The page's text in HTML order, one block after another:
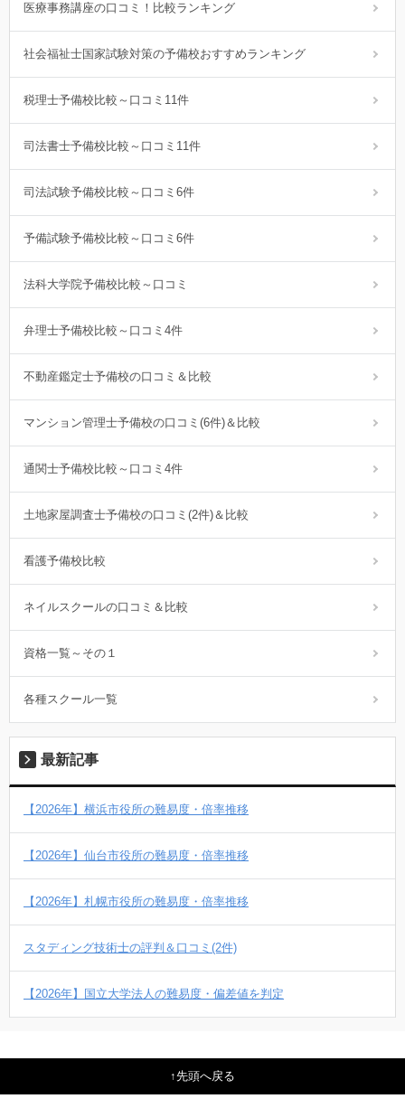
医療事務講座の口コミ！比較ランキング
社会福祉士国家試験対策の予備校おすすめランキング
税理士予備校比較～口コミ11件
司法書士予備校比較～口コミ11件
司法試験予備校比較～口コミ6件
予備試験予備校比較～口コミ6件
法科大学院予備校比較～口コミ
弁理士予備校比較～口コミ4件
不動産鑑定士予備校の口コミ＆比較
マンション管理士予備校の口コミ(6件)＆比較
通関士予備校比較～口コミ4件
土地家屋調査士予備校の口コミ(2件)＆比較
看護予備校比較
ネイルスクールの口コミ＆比較
資格一覧～その１
各種スクール一覧
最新記事
【2026年】横浜市役所の難易度・倍率推移
【2026年】仙台市役所の難易度・倍率推移
【2026年】札幌市役所の難易度・倍率推移
スタディング技術士の評判＆口コミ(2件)
【2026年】国立大学法人の難易度・偏差値を判定
先頭へ戻る